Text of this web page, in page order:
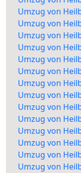
Umzug von
Umzug von
Umzug von
Umzug von
Umzug von
Umzug von
Umzug von
Umzug von
Umzug von
Umzug von
Umzug von
Umzug von
Umzug von
Umzug von